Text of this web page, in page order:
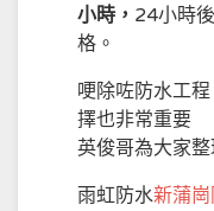
小時， 24小時
格。
哽除咗防水工
擇也非常重要
英俊哥為大家
雨虹防水新蒲